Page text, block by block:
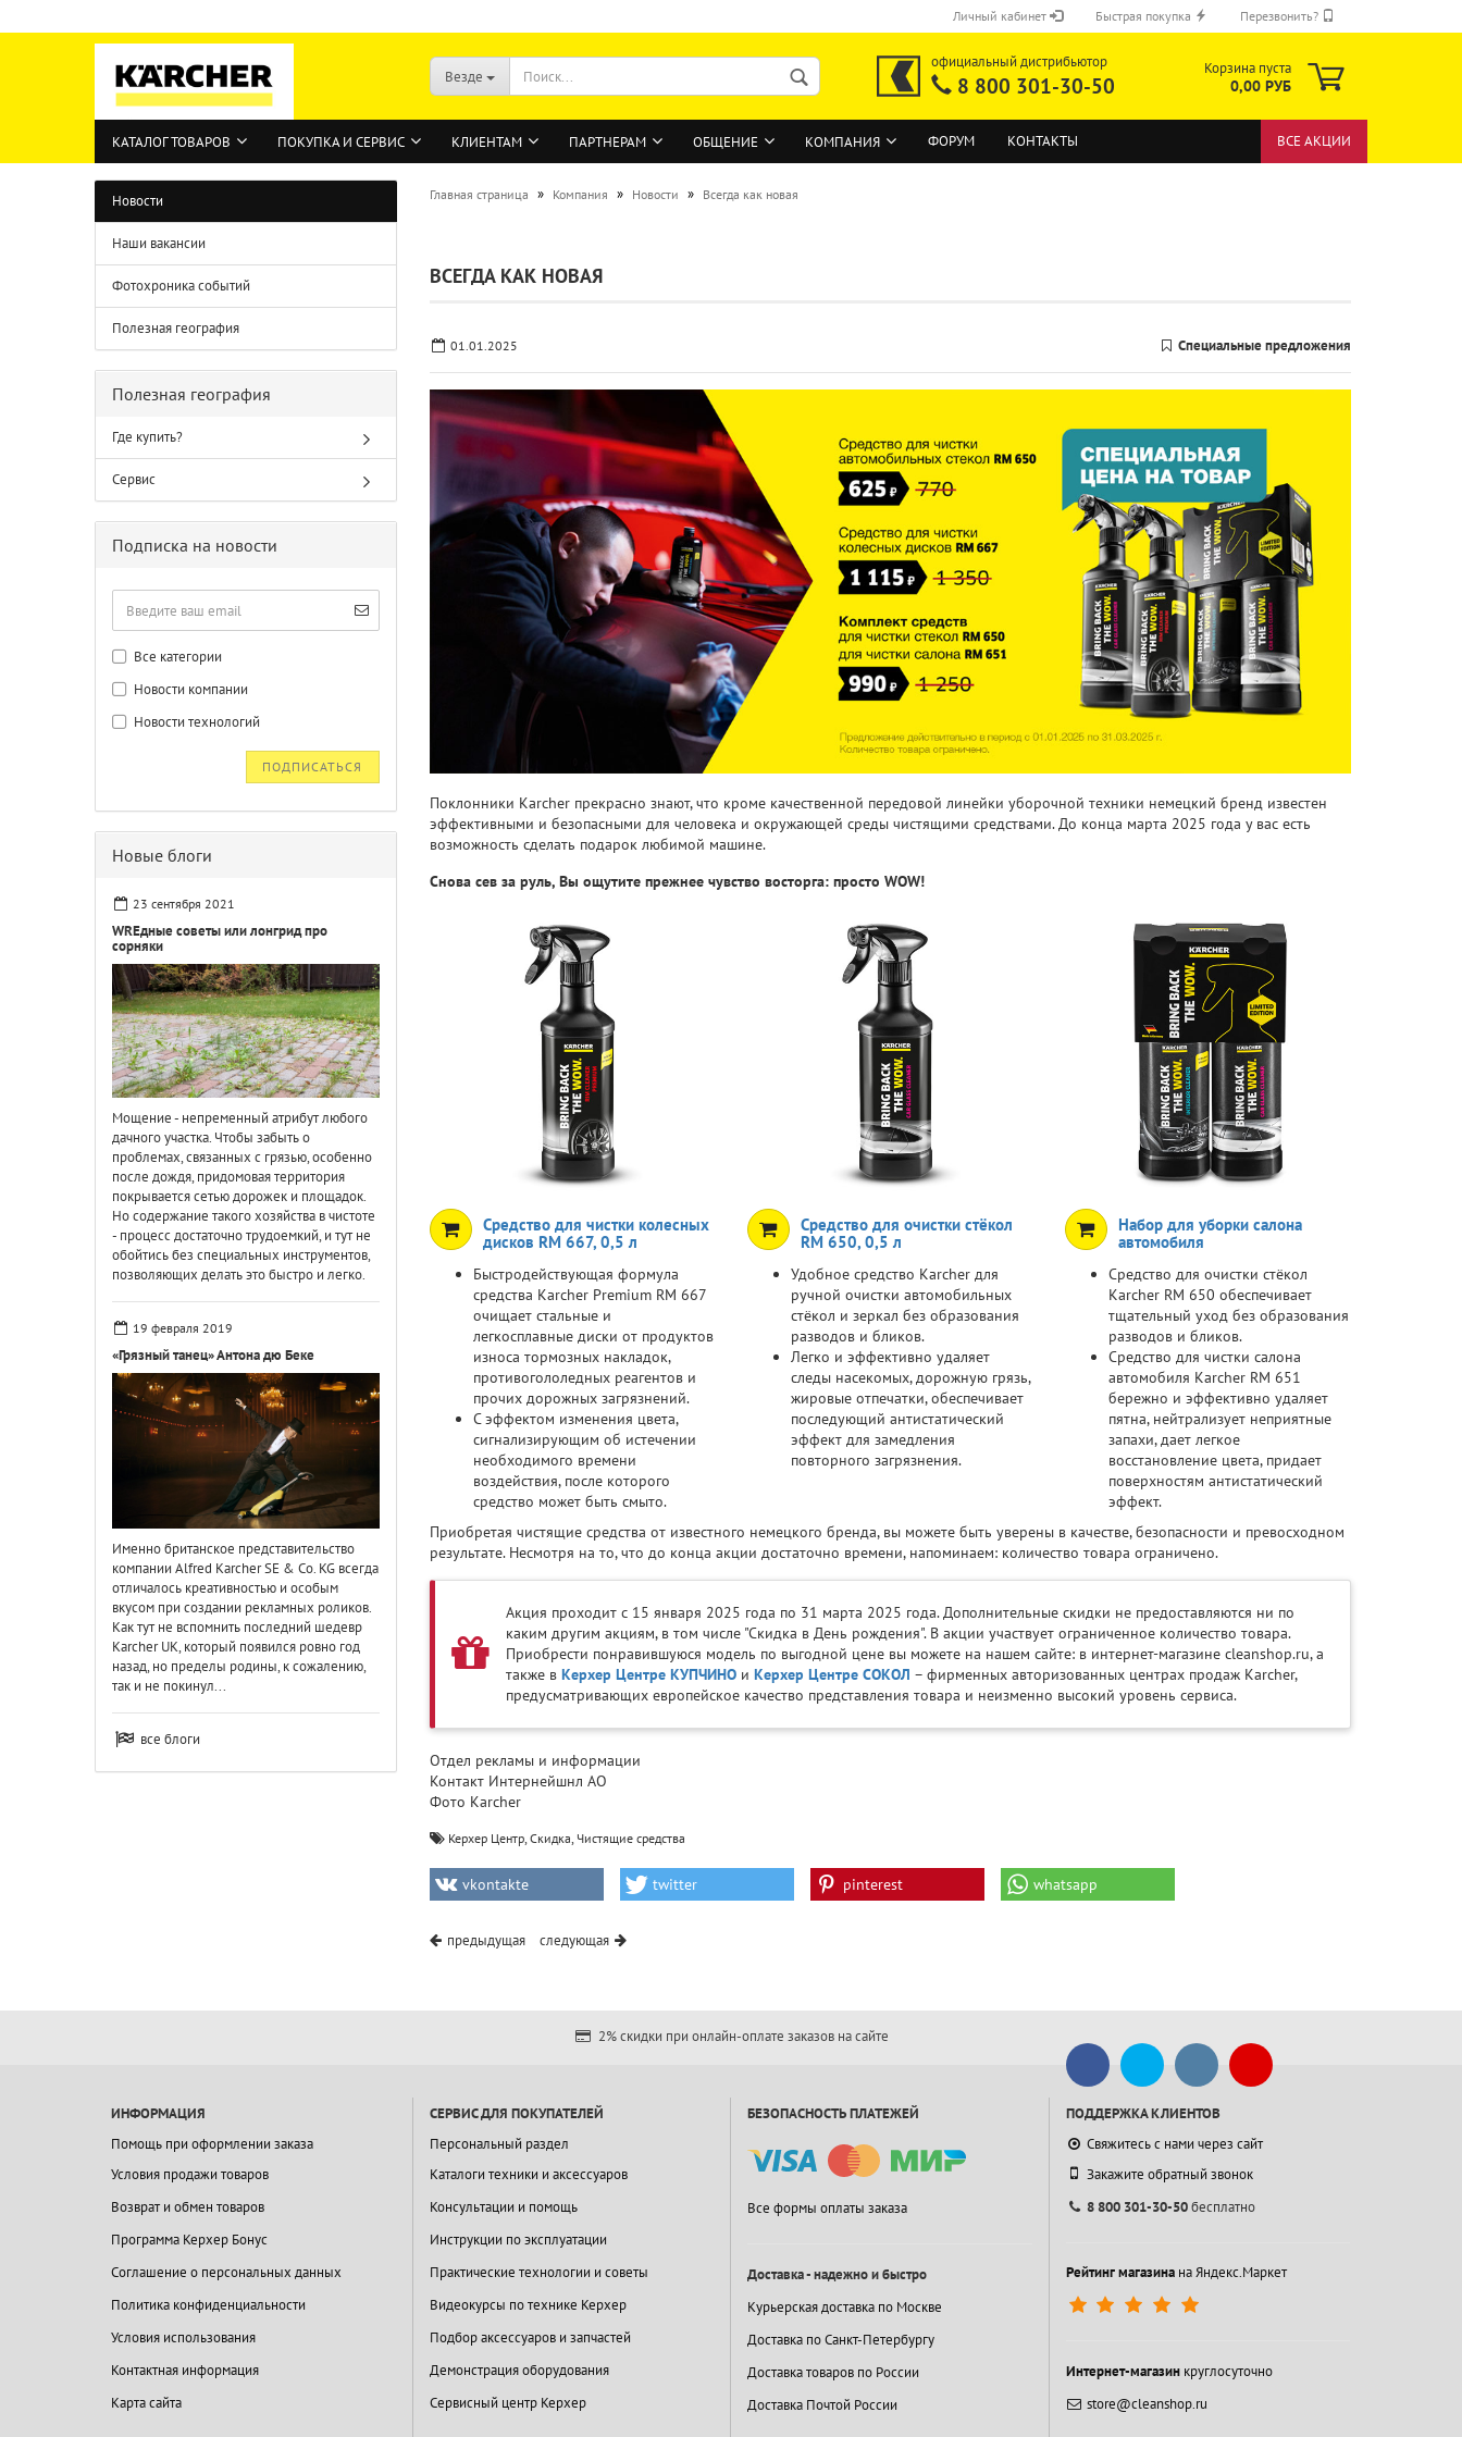
Личный кабинет Быстрая покупка Перезвонить?
Везде
официальный дистрибьютор
8 800 301-30-50
Корзина пуста
0,00 РУБ
КАТАЛОГ ТОВАРОВ ПОКУПКА И СЕРВИС КЛИЕНТАМ ПАРТНЕРАМ ОБЩЕНИЕ КОМПАНИЯ ФОРУМ КОНТАКТЫ ВСЕ АКЦИИ
Главная страница » Компания » Новости » Всегда как новая
ВСЕГДА КАК НОВАЯ
01.01.2025 Специальные предложения
Поклонники Karcher прекрасно знают, что кроме качественной передовой линейки уборочной техники немецкий бренд известен
эффективными и безопасными для человека и окружающей среды чистящими средствами. До конца марта 2025 года у вас есть
возможность сделать подарок любимой машине.
Снова сев за руль, Вы ощутите прежнее чувство восторга: просто WOW!
Средство для чистки колесных
дисков RM 667, 0,5 л
Быстродействующая формула
средства Karcher Premium RM 667
очищает стальные и
легкосплавные диски от продуктов
износа тормозных накладок,
противогололедных реагентов и
прочих дорожных загрязнений.
С эффектом изменения цвета,
сигнализирующим об истечении
необходимого времени
воздействия, после которого
средство может быть смыто.
Средство для очистки стёкол
RM 650, 0,5 л
Удобное средство Karcher для
ручной очистки автомобильных
стёкол и зеркал без образования
разводов и бликов.
Легко и эффективно удаляет
следы насекомых, дорожную грязь,
жировые отпечатки, обеспечивает
последующий антистатический
эффект для замедления
повторного загрязнения.
Набор для уборки салона
автомобиля
Средство для очистки стёкол
Karcher RM 650 обеспечивает
тщательный уход без образования
разводов и бликов.
Средство для чистки салона
автомобиля Karcher RM 651
бережно и эффективно удаляет
пятна, нейтрализует неприятные
запахи, дает легкое
восстановление цвета, придает
поверхностям антистатический
эффект.
Приобретая чистящие средства от известного немецкого бренда, вы можете быть уверены в качестве, безопасности и превосходном
результате. Несмотря на то, что до конца акции достаточно времени, напоминаем: количество товара ограничено.
Акция проходит с 15 января 2025 года по 31 марта 2025 года. Дополнительные скидки не предоставляются ни по
каким другим акциям, в том числе "Скидка в День рождения". В акции участвует ограниченное количество товара.
Приобрести понравившуюся модель по выгодной цене вы можете на нашем сайте: в интернет-магазине cleanshop.ru, а
также в Керхер Центре КУПЧИНОи Керхер Центре СОКОЛ – фирменных авторизованных центрах продаж Karcher,
предусматривающих европейское качество представления товара и неизменно высокий уровень сервиса.
Отдел рекламы и информации
Контакт Интернейшнл АО
Фото Karcher
Керхер Центр, Скидка, Чистящие средства
vkontakte twitter pinterest whatsapp
предыдущая следующая
Новости
Наши вакансии
Фотохроника событий
Полезная география
Полезная география
Где купить?
Сервис
Подписка на новости
Все категории
Новости компании
Новости технологий
ПОДПИСАТЬСЯ
Новые блоги
23 сентября 2021
WREдные советы или лонгрид про
сорняки
Мощение - непременный атрибут любого
дачного участка. Чтобы забыть о
проблемах, связанных с грязью, особенно
после дождя, придомовая территория
покрывается сетью дорожек и площадок.
Но содержание такого хозяйства в чистоте
- процесс достаточно трудоемкий, и тут не
обойтись без специальных инструментов,
позволяющих делать это быстро и легко.
19 февраля 2019
«Грязный танец» Антона дю Беке
Именно британское представительство
компании Alfred Karcher SE & Co. KG всегда
отличалось креативностью и особым
вкусом при создании рекламных роликов.
Как тут не вспомнить последний шедевр
Karcher UK, который появился ровно год
назад, но пределы родины, к сожалению,
так и не покинул...
все блоги
2% скидки при онлайн-оплате заказов на сайте
ИНФОРМАЦИЯ
Помощь при оформлении заказа
Условия продажи товаров
Возврат и обмен товаров
Программа Керхер Бонус
Соглашение о персональных данных
Политика конфиденциальности
Условия использования
Контактная информация
Карта сайта
СЕРВИС ДЛЯ ПОКУПАТЕЛЕЙ
Персональный раздел
Каталоги техники и аксессуаров
Консультации и помощь
Инструкции по эксплуатации
Практические технологии и советы
Видеокурсы по технике Керхер
Подбор аксессуаров и запчастей
Демонстрация оборудования
Сервисный центр Керхер
БЕЗОПАСНОСТЬ ПЛАТЕЖЕЙ
Все формы оплаты заказа
Доставка - надежно и быстро
Курьерская доставка по Москве
Доставка по Санкт-Петербургу
Доставка товаров по России
Доставка Почтой России
ПОДДЕРЖКА КЛИЕНТОВ
Свяжитесь с нами через сайт
Закажите обратный звонок
8 800 301-30-50бесплатно
Рейтинг магазинана Яндекс.Маркет
Интернет-магазинкруглосуточно
store@cleanshop.ru